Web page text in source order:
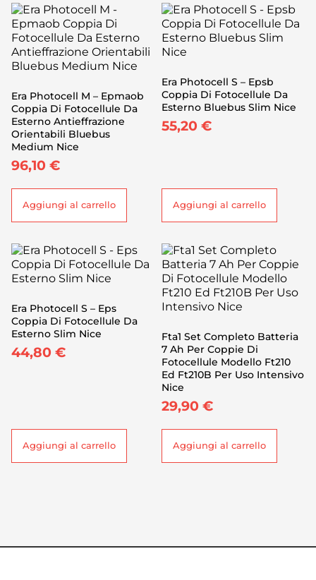
Era Photocell M – Epmaob
Coppia Di Fotocellule Da
Esterno Antieffrazione
Orientabili Bluebus
Medium Nice
96,10 €
Aggiungi al carrello
Era Photocell S – Epsb
Coppia Di Fotocellule Da
Esterno Bluebus Slim Nice
55,20 €
Aggiungi al carrello
Era Photocell S – Eps
Coppia Di Fotocellule Da
Esterno Slim Nice
44,80 €
Aggiungi al carrello
Fta1 Set Completo Batteria
7 Ah Per Coppie Di
Fotocellule Modello Ft210
Ed Ft210B Per Uso Intensivo
Nice
29,90 €
Aggiungi al carrello